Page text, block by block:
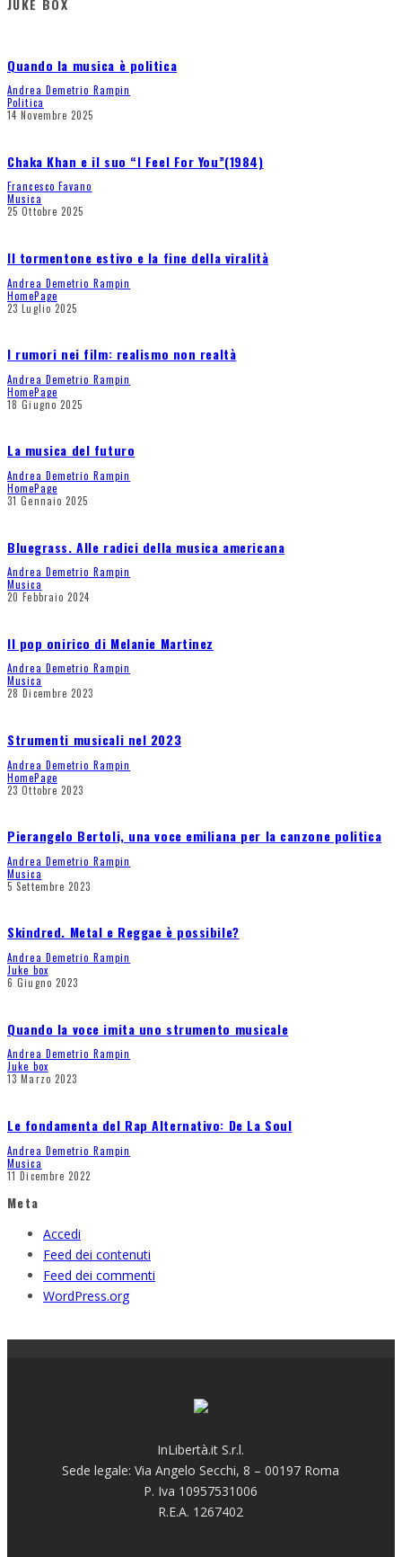
JUKE BOX
Quando la musica è politica
Andrea Demetrio Rampin
Politica
14 Novembre 2025
Chaka Khan e il suo “I Feel For You”(1984)
Francesco Favano
Musica
25 Ottobre 2025
Il tormentone estivo e la fine della viralità
Andrea Demetrio Rampin
HomePage
23 Luglio 2025
I rumori nei film: realismo non realtà
Andrea Demetrio Rampin
HomePage
18 Giugno 2025
La musica del futuro
Andrea Demetrio Rampin
HomePage
31 Gennaio 2025
Bluegrass. Alle radici della musica americana
Andrea Demetrio Rampin
Musica
20 Febbraio 2024
Il pop onirico di Melanie Martinez
Andrea Demetrio Rampin
Musica
28 Dicembre 2023
Strumenti musicali nel 2023
Andrea Demetrio Rampin
HomePage
23 Ottobre 2023
Pierangelo Bertoli, una voce emiliana per la canzone politica
Andrea Demetrio Rampin
Musica
5 Settembre 2023
Skindred. Metal e Reggae è possibile?
Andrea Demetrio Rampin
Juke box
6 Giugno 2023
Quando la voce imita uno strumento musicale
Andrea Demetrio Rampin
Juke box
13 Marzo 2023
Le fondamenta del Rap Alternativo: De La Soul
Andrea Demetrio Rampin
Musica
11 Dicembre 2022
Meta
Accedi
Feed dei contenuti
Feed dei commenti
WordPress.org
InLibertà.it S.r.l.
Sede legale: Via Angelo Secchi, 8 – 00197 Roma
P. Iva 10957531006
R.E.A. 1267402